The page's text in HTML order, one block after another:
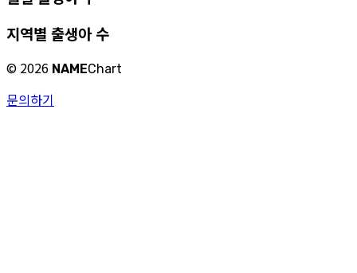
지역별 출생아 수
© 2026 NAMEChart
문의하기